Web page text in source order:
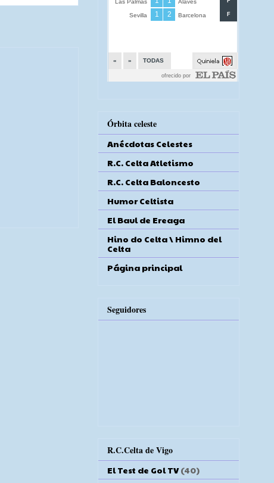
Órbita celeste
Anécdotas Celestes
R.C. Celta Atletismo
R.C. Celta Baloncesto
Humor Celtista
El Baul de Ereaga
Hino do Celta \ Himno del
Celta
Página principal
Seguidores
R.C.Celta de Vigo
El Test de Gol TV (40)